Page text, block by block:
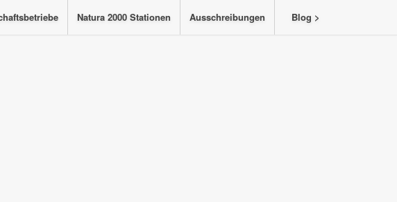
Natura 2000 Stationen Ausschreibungen Blog >